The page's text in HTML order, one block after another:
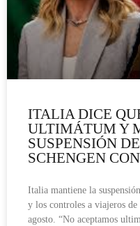
ITALIA DICE
ULTIMÁTUM Y
SUSPENSIÓN
SCHENGEN
Italia mantiene la
y los controles a viajeros de
agosto. “No aceptamos